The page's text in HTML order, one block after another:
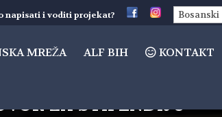
napisati i voditi projekat?
MREŽA ALF BIH KONTAKT
ZA STIPENDIJU